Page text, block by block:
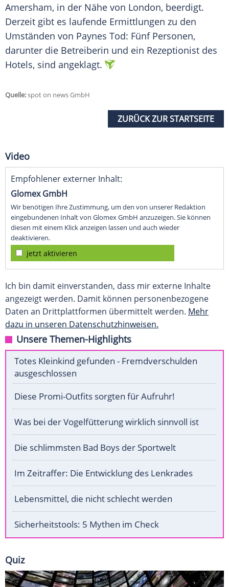
Amersham, in der Nähe von London, beerdigt.
Derzeit gibt es laufende Ermittlungen zu den
Umständen von Paynes Tod: Fünf Personen,
darunter die Betreiberin und ein Rezeptionist des
Hotels, sind angeklagt.
Quelle:spot on news GmbH
ZURÜCK ZUR STARTSEITE
Video
Empfohlener externer Inhalt:
Glomex GmbH
Wir benötigen Ihre Zustimmung, um den von unserer Redaktion
eingebundenen Inhalt von Glomex GmbH anzuzeigen. Sie können
diesen mit einem Klick anzeigen lassen und auch wieder
deaktivieren.
jetzt aktivieren
Ich bin damit einverstanden, dass mir externe Inhalte
angezeigt werden. Damit können personenbezogene
Daten an Drittplattformen übermittelt werden. Mehr
dazu in unseren Datenschutzhinweisen.
Unsere Themen-Highlights
Totes Kleinkind gefunden - Fremdverschulden
ausgeschlossen
Diese Promi-Outfits sorgten für Aufruhr!
Was bei der Vogelfütterung wirklich sinnvoll ist
Die schlimmsten Bad Boys der Sportwelt
Im Zeitraffer: Die Entwicklung des Lenkrades
Lebensmittel, die nicht schlecht werden
Sicherheitstools: 5 Mythen im Check
Quiz